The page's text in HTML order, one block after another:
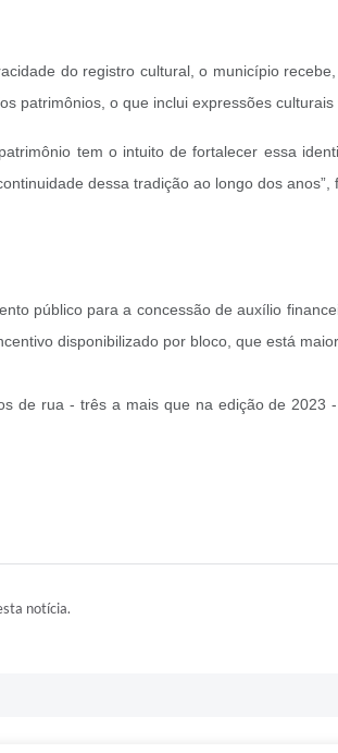
do registro cultural, o município
patrimônios, o que inclui expressões culturais
tem o intuito de fortalecer essa
dessa tradição ao longo dos anos”,
público para a concessão de auxílio
disponibilizado por bloco, que está
de rua - três a mais que na edição de
notícia.